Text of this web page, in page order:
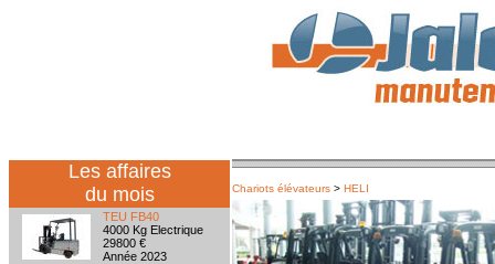
Les affaires
du mois
TEU FB40
4000 Kg Electrique
29800 €
Année 2023
Chariots élévateurs > HELI